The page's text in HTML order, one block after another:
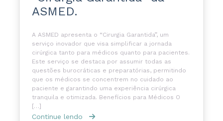
ASMED.
A ASMED apresenta o “Cirurgia Garantida”, um
serviço inovador que visa simplificar a jornada
cirúrgica tanto para médicos quanto para pacientes.
Este serviço se destaca por assumir todas as
questões burocráticas e preparatórias, permitindo
que os médicos se concentrem no cuidado ao
paciente e garantindo uma experiência cirúrgica
tranquila e otimizada. Benefícios para Médicos O
[…]
Continue lendo